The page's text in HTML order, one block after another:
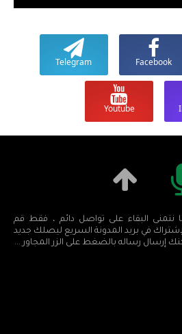
Facebook
Telegram
Youtube
نتمنى البقاء على تواصل دائم ، فقط قم
في بريد المدونة السريع ليصلك جديد
إرسال رساله بالضغط على الزر المجاور ...